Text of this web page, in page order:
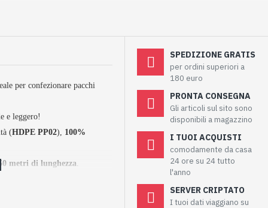
per confezionare pacchi
e leggero!
(HDPE PP02), 100%
metri di lunghezza.
SPEDIZIONE GRATIS
per ordini superiori a
180 euro
PRONTA CONSEGNA
Gli articoli sul sito sono
disponibili a magazzino
I TUOI ACQUISTI
comodamente da casa
24 ore su 24 tutto
l'anno
SERVER CRIPTATO
I tuoi dati viaggiano su